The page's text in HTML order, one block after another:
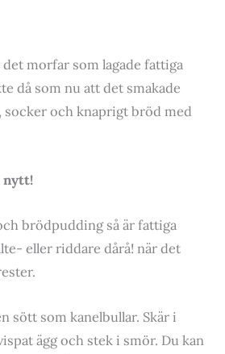
morfar som lagade fattiga
då som nu att det smakade
socker och knaprigt bröd med
nytt!
brödpudding så är fattiga
eller riddare dårå! när det
sött som kanelbullar. Skär i
ägg och stek i smör. Du kan